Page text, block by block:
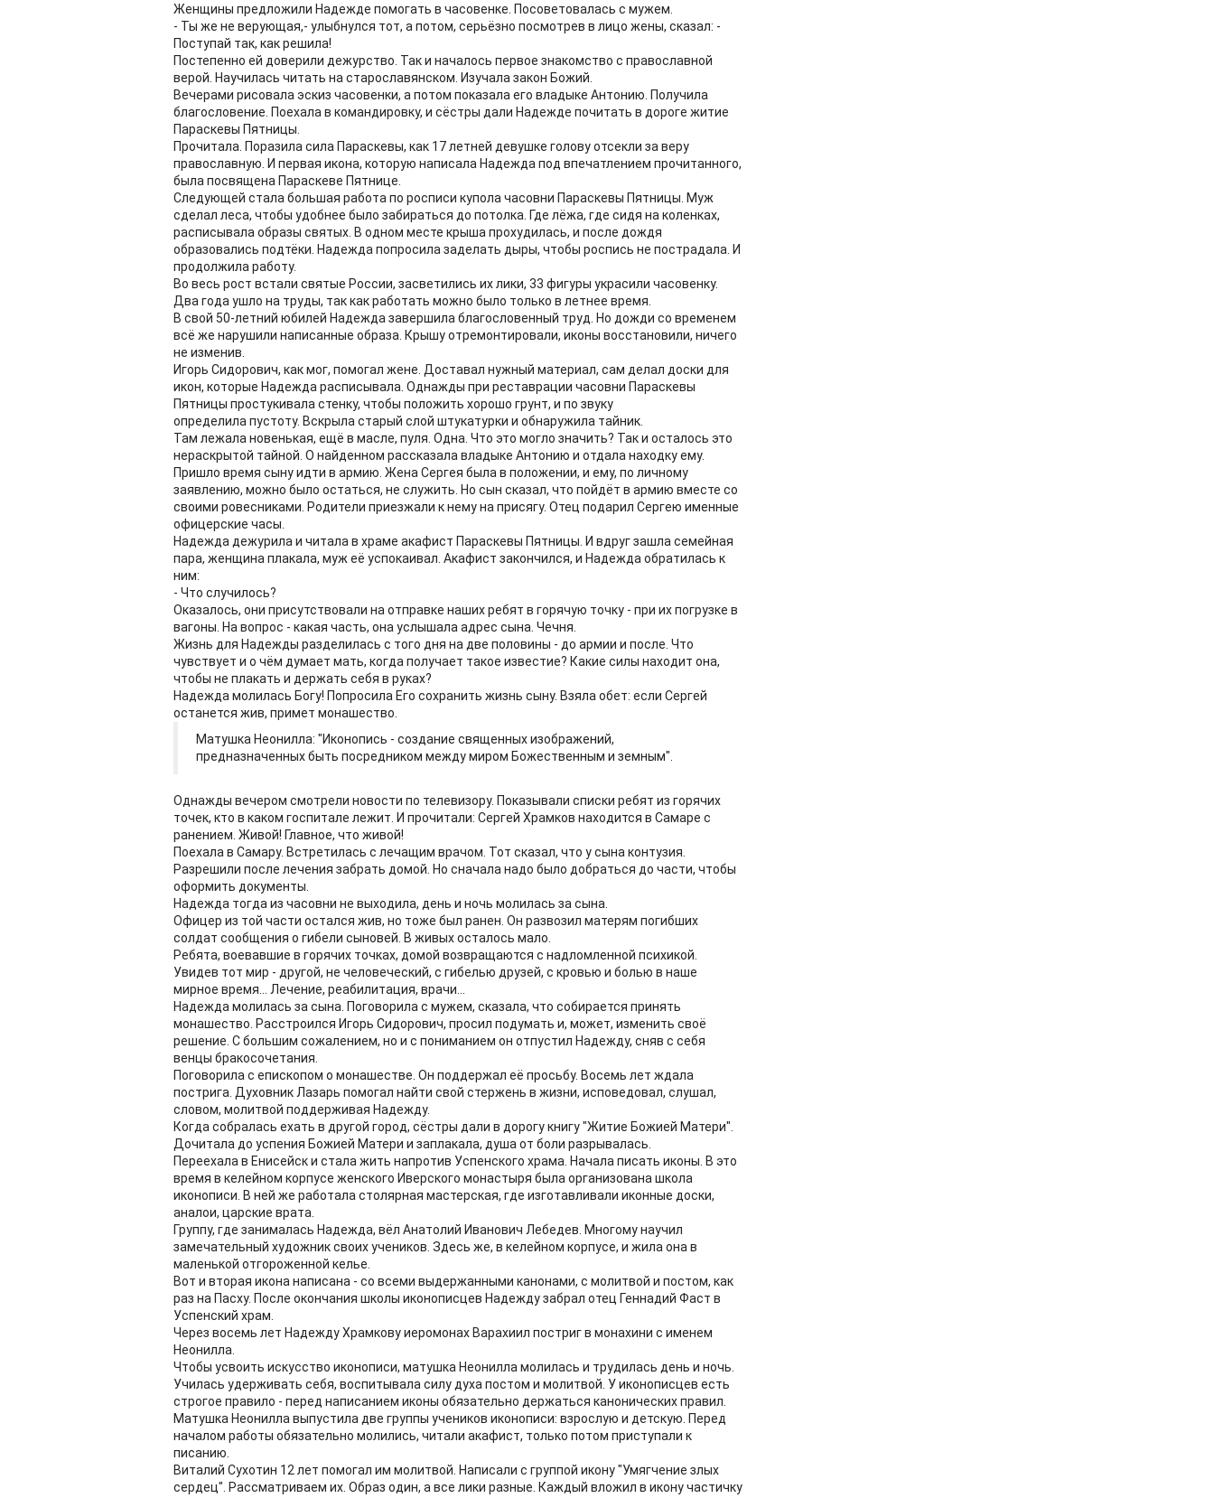
Женщины предложили Надежде помогать в часовенке. Посоветовалась с мужем.
- Ты же не верующая,- улыбнулся тот, а потом, серьёзно посмотрев в лицо жены, сказал: -
Поступай так, как решила!
Постепенно ей доверили дежурство. Так и началось первое знакомство с православной
верой. Научилась читать на старославянском. Изучала закон Божий.
Вечерами рисовала эскиз часовенки, а потом показала его владыке Антонию. Получила
благословение. Поехала в командировку, и сёстры дали Надежде почитать в дороге житие
Параскевы Пятницы.
Прочитала. Поразила сила Параскевы, как 17 летней девушке голову отсекли за веру
православную. И первая икона, которую написала Надежда под впечатлением прочитанного,
была посвящена Параскеве Пятнице.
Следующей стала большая работа по росписи купола часовни Параскевы Пятницы. Муж
сделал леса, чтобы удобнее было забираться до потолка. Где лёжа, где сидя на коленках,
расписывала образы святых. В одном месте крыша прохудилась, и после дождя
образовались подтёки. Надежда попросила заделать дыры, чтобы роспись не пострадала. И
продолжила работу.
Во весь рост встали святые России, засветились их лики, 33 фигуры украсили часовенку.
Два года ушло на труды, так как работать можно было только в летнее время.
В свой 50-летний юбилей Надежда завершила благословенный труд. Но дожди со временем
всё же нарушили написанные образа. Крышу отремонтировали, иконы восстановили, ничего
не изменив.
Игорь Сидорович, как мог, помогал жене. Доставал нужный материал, сам делал доски для
икон, которые Надежда расписывала. Однажды при реставрации часовни Параскевы
Пятницы простукивала стенку, чтобы положить хорошо грунт, и по звуку
определила пустоту. Вскрыла старый слой штукатурки и обнаружила тайник.
Там лежала новенькая, ещё в масле, пуля. Одна. Что это могло значить? Так и осталось это
нераскрытой тайной. О найденном рассказала владыке Антонию и отдала находку ему.
Пришло время сыну идти в армию. Жена Сергея была в положении, и ему, по личному
заявлению, можно было остаться, не служить. Но сын сказал, что пойдёт в армию вместе со
своими ровесниками. Родители приезжали к нему на присягу. Отец подарил Сергею именные
офицерские часы.
Надежда дежурила и читала в храме акафист Параскевы Пятницы. И вдруг зашла семейная
пара, женщина плакала, муж её успокаивал. Акафист закончился, и Надежда обратилась к
ним:
- Что случилось?
Оказалось, они присутствовали на отправке наших ребят в горячую точку - при их погрузке в
вагоны. На вопрос - какая часть, она услышала адрес сына. Чечня.
Жизнь для Надежды разделилась с того дня на две половины - до армии и после. Что
чувствует и о чём думает мать, когда получает такое известие? Какие силы находит она,
чтобы не плакать и держать себя в руках?
Надежда молилась Богу! Попросила Его сохранить жизнь сыну. Взяла обет: если Сергей
останется жив, примет монашество.
Матушка Неонилла: "Иконопись - создание священных изображений,
предназначенных быть посредником между миром Божественным и земным".
Однажды вечером смотрели новости по телевизору. Показывали списки ребят из горячих
точек, кто в каком госпитале лежит. И прочитали: Сергей Храмков находится в Самаре с
ранением. Живой! Главное, что живой!
Поехала в Самару. Встретилась с лечащим врачом. Тот сказал, что у сына контузия.
Разрешили после лечения забрать домой. Но сначала надо было добраться до части, чтобы
оформить документы.
Надежда тогда из часовни не выходила, день и ночь молилась за сына.
Офицер из той части остался жив, но тоже был ранен. Он развозил матерям погибших
солдат сообщения о гибели сыновей. В живых осталось мало.
Ребята, воевавшие в горячих точках, домой возвращаются с надломленной психикой.
Увидев тот мир - другой, не человеческий, с гибелью друзей, с кровью и болью в наше
мирное время... Лечение, реабилитация, врачи...
Надежда молилась за сына. Поговорила с мужем, сказала, что собирается принять
монашество. Расстроился Игорь Сидорович, просил подумать и, может, изменить своё
решение. С большим сожалением, но и с пониманием он отпустил Надежду, сняв с себя
венцы бракосочетания.
Поговорила с епископом о монашестве. Он поддержал её просьбу. Восемь лет ждала
пострига. Духовник Лазарь помогал найти свой стержень в жизни, исповедовал, слушал,
словом, молитвой поддерживая Надежду.
Когда собралась ехать в другой город, сёстры дали в дорогу книгу "Житие Божией Матери".
Дочитала до успения Божией Матери и заплакала, душа от боли разрывалась.
Переехала в Енисейск и стала жить напротив Успенского храма. Начала писать иконы. В это
время в келейном корпусе женского Иверского монастыря была организована школа
иконописи. В ней же работала столярная мастерская, где изготавливали иконные доски,
аналои, царские врата.
Группу, где занималась Надежда, вёл Анатолий Иванович Лебедев. Многому научил
замечательный художник своих учеников. Здесь же, в келейном корпусе, и жила она в
маленькой отгороженной келье.
Вот и вторая икона написана - со всеми выдержанными канонами, с молитвой и постом, как
раз на Пасху. После окончания школы иконописцев Надежду забрал отец Геннадий Фаст в
Успенский храм.
Через восемь лет Надежду Храмкову иеромонах Варахиил постриг в монахини с именем
Неонилла.
Чтобы усвоить искусство иконописи, матушка Неонилла молилась и трудилась день и ночь.
Училась удерживать себя, воспитывала силу духа постом и молитвой. У иконописцев есть
строгое правило - перед написанием иконы обязательно держаться канонических правил.
Матушка Неонилла выпустила две группы учеников иконописи: взрослую и детскую. Перед
началом работы обязательно молились, читали акафист, только потом приступали к
писанию.
Виталий Сухотин 12 лет помогал им молитвой. Написали с группой икону "Умягчение злых
сердец". Рассматриваем их. Образ один, а все лики разные. Каждый вложил в икону частичку